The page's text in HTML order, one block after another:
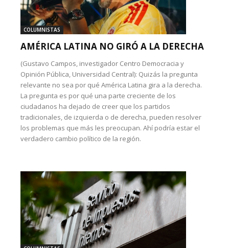
COLUMNISTAS
AMÉRICA LATINA NO GIRÓ A LA DERECHA
(Gustavo Campos, investigador Centro Democracia y
Opinión Pública, Universidad Central): Quizás la pregunta
relevante no sea por qué América Latina gira a la derecha.
La pregunta es por qué una parte creciente de los
ciudadanos ha dejado de creer que los partidos
tradicionales, de izquierda o de derecha, pueden resolver
los problemas que más les preocupan. Ahí podría estar el
verdadero cambio político de la región.